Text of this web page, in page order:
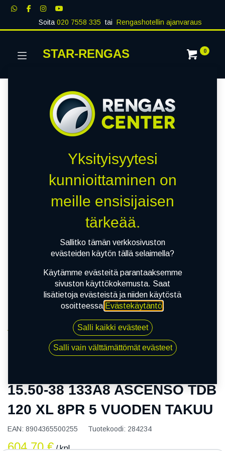
Soita020 7558 335 tai Rengashotellin ajanvaraus
STAR-RENGAS 0
15.50-38 133A8 ASCENSO TDB 120 XL 8PR 5
VUODEN TAKUU
15.50-38 133A8 ASCENSO TDB
120 XL 8PR 5 VUODEN TAKUU
EAN: 8904365500255 Tuotekoodi: 284234
604,70€ / kpl
Yksityisyytesi
kunnioittaminen on
meille ensisijaisen
tärkeää.
Sallitko tämän verkkosivuston
evästeiden käytön tällä selaimella?
Käytämme evästeitä parantaaksemme
sivuston käyttökokemusta. Saat
lisätietoja evästeistä ja niiden käytöstä
osoitteessa Evästekäytäntö.
Salli kaikki evästeet
Salli vain välttämättömät evästeet